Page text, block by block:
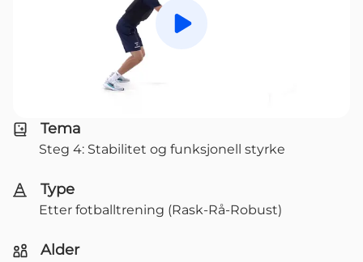
Spill av
Tema
Steg 4: Stabilitet og funksjonell styrke
Type
Etter fotballtrening (Rask-Rå-Robust)
Alder